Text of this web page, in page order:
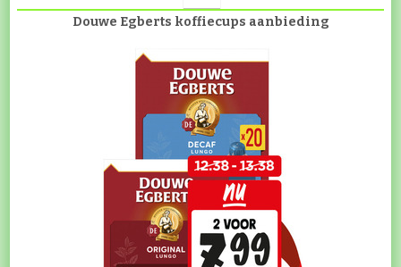
Douwe Egberts koffiecups aanbieding